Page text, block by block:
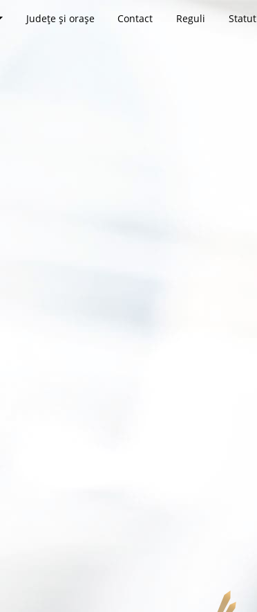
Județe și orașe Contact Reguli Statut